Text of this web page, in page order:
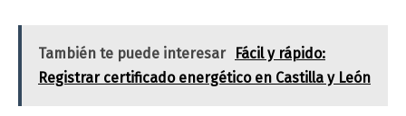
También te puede interesar
Fácil y rápido:
Registrar certificado energético en Castilla y León